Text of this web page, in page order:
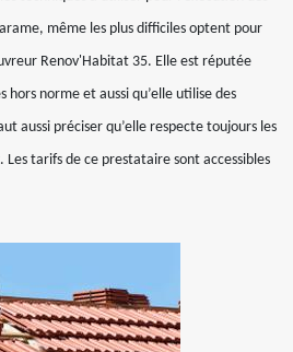
même les plus difficiles optent pour
Renov'Habitat 35. Elle est réputée
hors norme et aussi qu’elle utilise des
aussi préciser qu’elle respecte toujours les
Les tarifs de ce prestataire sont accessibles